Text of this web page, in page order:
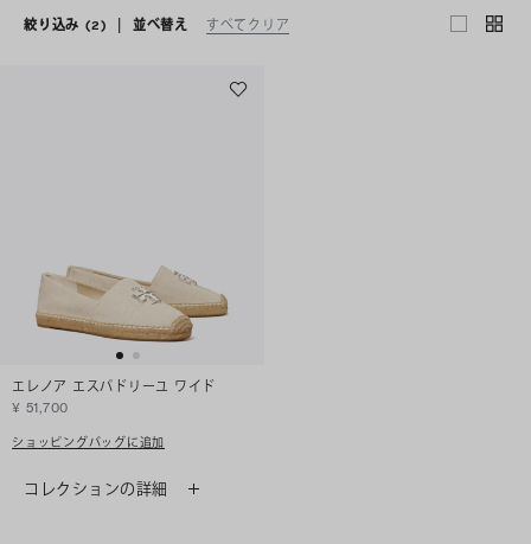
絞り込み (2) | 並べ替え すべてクリア
エレノア エスパドリーユ ワイド
¥ 51,700
ショッピングバッグに追加
コレクションの詳細